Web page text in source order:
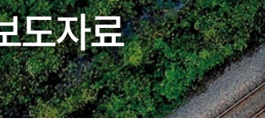
도자료